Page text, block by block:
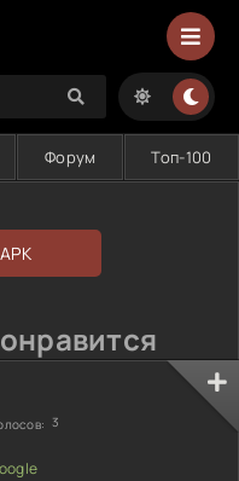
Форум Топ-100
3